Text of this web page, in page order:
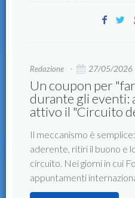
Redazione 27/05/2026
Un coupon per
durante gli eventi:
attivo il "Circuito
Il meccanismo è
aderente, ritiri il buono e
circuito. Nei giorni in cui
appuntamenti